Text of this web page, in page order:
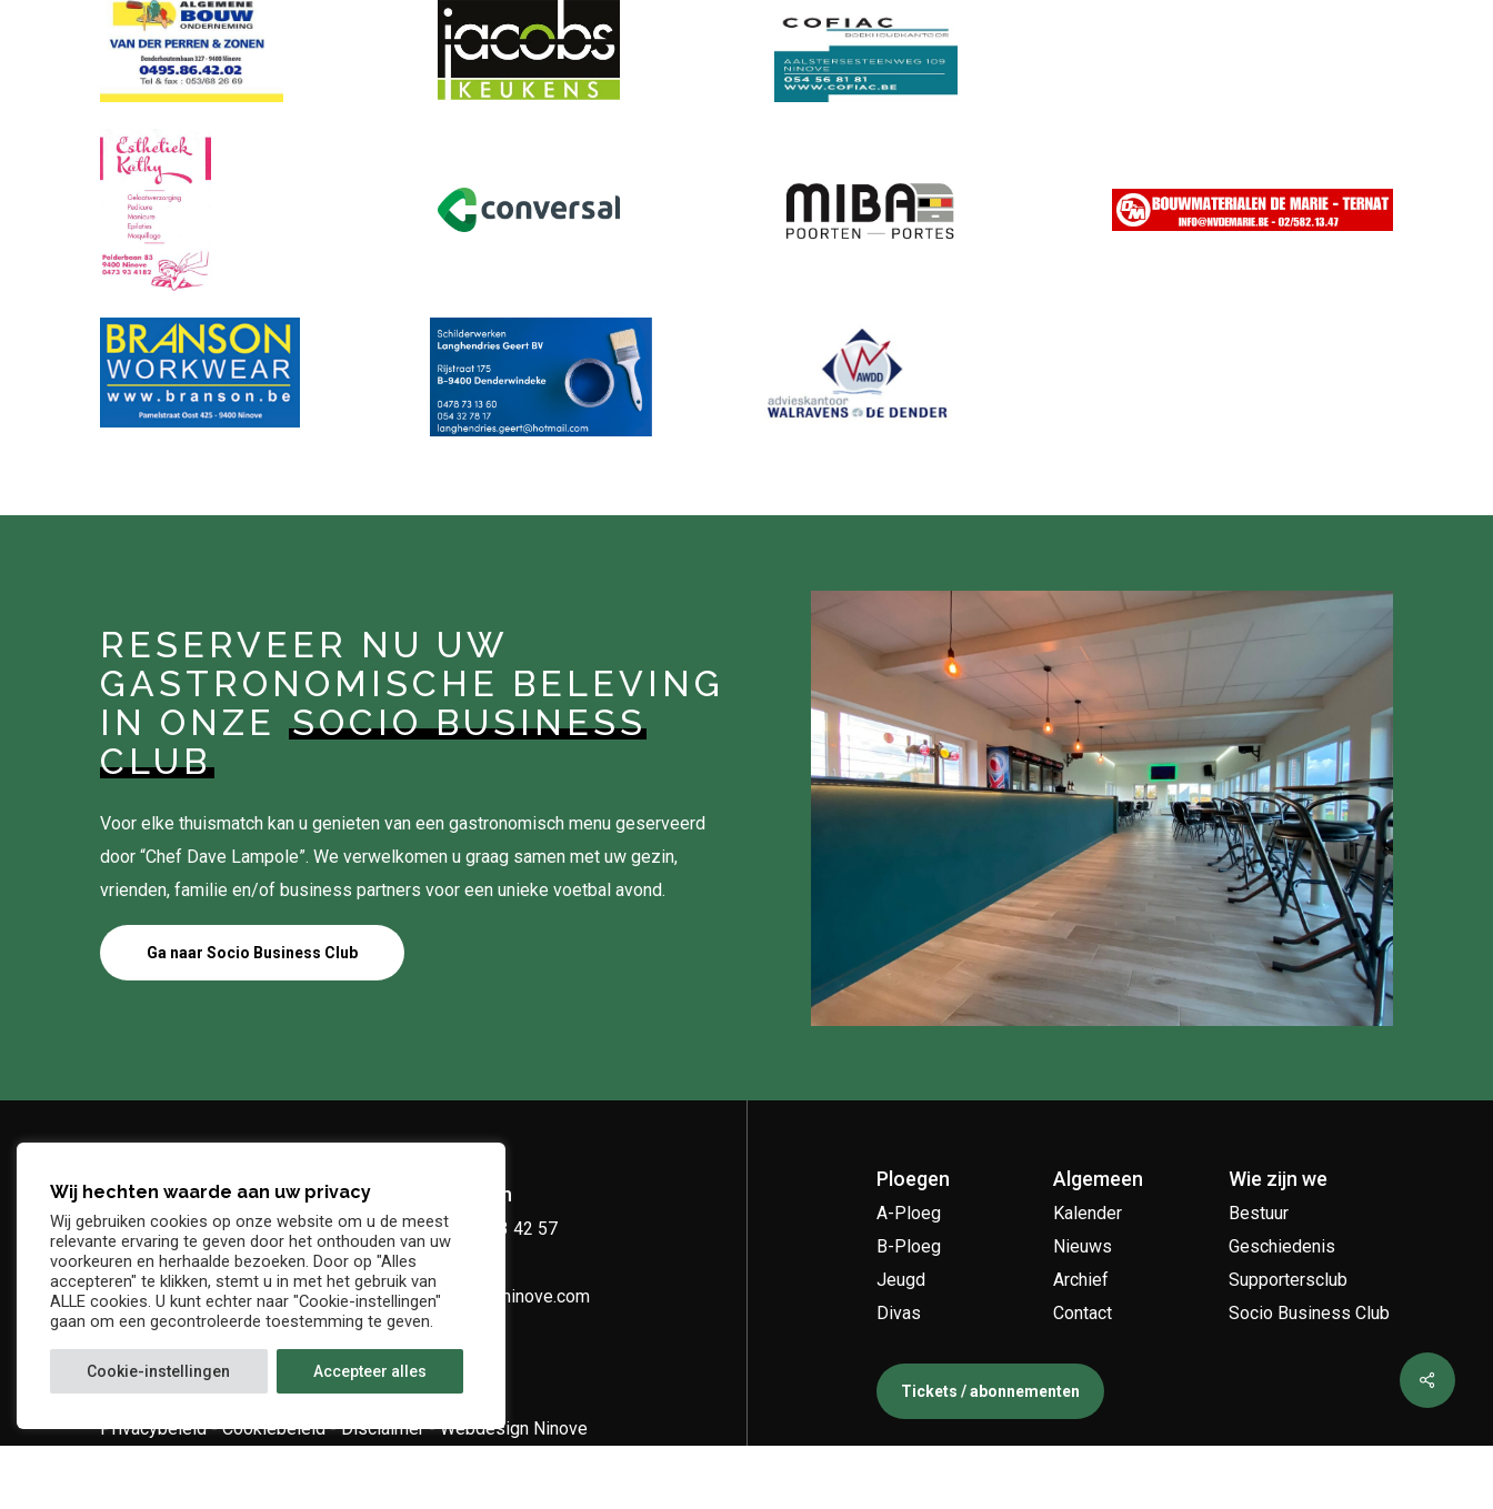
RESERVEER NU UW
GASTRONOMISCHE BELEVING
IN ONZESOCIO BUSINESS
CLUB
Voor elke thuismatch kan u genieten van een gastronomisch menu geserveerd
door “Chef Dave Lampole”. We verwelkomen u graag samen met uw gezin,
vrienden, familie en/of business partners voor een unieke voetbal avond.
Ga naar Socio Business Club
Adres
Denderstraat, z/n
9402 Ninove
Telefoon
+32 54 33 42 57
info@kvkninove.com
Privacybeleid-Cookiebeleid-Disclaimer-Webdesign Ninove
Ploegen
A-Ploeg
B-Ploeg
Jeugd
Divas
Algemeen
Kalender
Nieuws
Archief
Contact
Wie zijn we
Bestuur
Geschiedenis
Supportersclub
Socio Business Club
Tickets / abonnementen
Wij hechten waarde aan uw privacy
Wij gebruiken cookies op onze website om u de meest
relevante ervaring te geven door het onthouden van uw
voorkeuren en herhaalde bezoeken. Door op "Alles
accepteren" te klikken, stemt u in met het gebruik van
ALLE cookies. U kunt echter naar "Cookie-instellingen"
gaan om een gecontroleerde toestemming te geven.
Cookie-instellingen Accepteer alles